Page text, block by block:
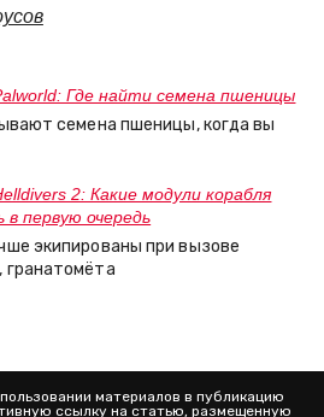
Где найти семена пшеницы
семена пшеницы, когда вы
2: Какие модули корабля
в первую очередь
экипированы при вызове
гранатомёта
материалов в публикацию
ссылку на статью, размещенную